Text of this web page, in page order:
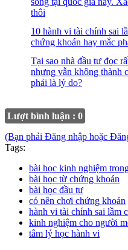
thôi
10 hành vi tài chính sai
chứng khoán hay mắc
Tại sao nhà đầu tư đọc
nhưng vẫn không thành
phải là lý do?
Lượt bình luận : 0
(Bạn phải Đăng nhập hoặc
Tags:
bài học kinh nghiệm
bài học từ chứng khoán
bài học đầu tư
có nên chơi chứng khoán
hành vi tài chính sai lầm
kinh nghiệm cho người
tâm lý học hành vi